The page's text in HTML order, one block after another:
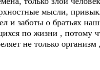
мысли,
и заботы о братьях
по жизни , потому
не только